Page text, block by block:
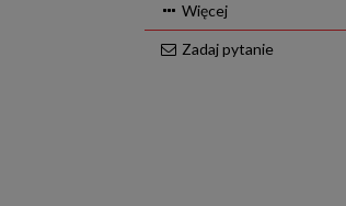
Więcej
Zadaj pytanie